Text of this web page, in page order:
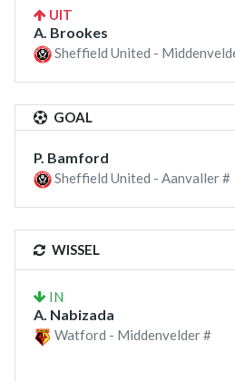
UIT
A. Brookes
Sheffield United -
GOAL
P. Bamford
Sheffield United - Aanvaller #
WISSEL
IN
A. Nabizada
Watford - Middenvelder #